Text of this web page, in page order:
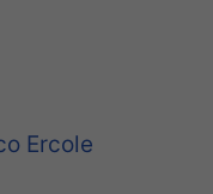
Ercole